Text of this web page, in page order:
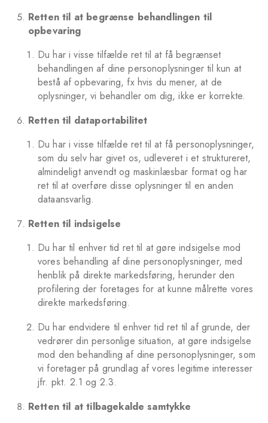
Retten til at begrænse behandlingen til
opbevaring
Du har i visse tilfælde ret til at få begrænset
behandlingen af dine personoplysninger til kun at
bestå af opbevaring, fx hvis du mener, at de
oplysninger, vi behandler om dig, ikke er korrekte.
Retten til dataportabilitet
Du har i visse tilfælde ret til at få personoplysninger,
som du selv har givet os, udleveret i et struktureret,
almindeligt anvendt og maskinlæsbar format og har
ret til at overføre disse oplysninger til en anden
dataansvarlig.
Retten til indsigelse
Du har til enhver tid ret til at gøre indsigelse mod
vores behandling af dine personoplysninger, med
henblik på direkte markedsføring, herunder den
profilering der foretages for at kunne målrette vores
direkte markedsføring.
Du har endvidere til enhver tid ret til af grunde, der
vedrører din personlige situation, at gøre indsigelse
mod den behandling af dine personoplysninger, som
vi foretager på grundlag af vores legitime interesser
jfr. pkt. 2.1 og 2.3.
Retten til at tilbagekalde samtykke